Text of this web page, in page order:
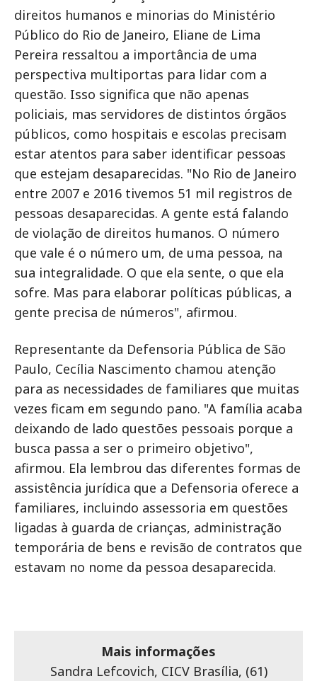
direitos humanos e minorias do Ministério
Público do Rio de Janeiro, Eliane de Lima
Pereira ressaltou a importância de uma
perspectiva multiportas para lidar com a
questão. Isso significa que não apenas
policiais, mas servidores de distintos órgãos
públicos, como hospitais e escolas precisam
estar atentos para saber identificar pessoas
que estejam desaparecidas. "No Rio de Janeiro
entre 2007 e 2016 tivemos 51 mil registros de
pessoas desaparecidas. A gente está falando
de violação de direitos humanos. O número
que vale é o número um, de uma pessoa, na
sua integralidade. O que ela sente, o que ela
sofre. Mas para elaborar políticas públicas, a
gente precisa de números", afirmou.
Representante da Defensoria Pública de São
Paulo, Cecília Nascimento chamou atenção
para as necessidades de familiares que muitas
vezes ficam em segundo pano. "A família acaba
deixando de lado questões pessoais porque a
busca passa a ser o primeiro objetivo",
afirmou. Ela lembrou das diferentes formas de
assistência jurídica que a Defensoria oferece a
familiares, incluindo assessoria em questões
ligadas à guarda de crianças, administração
temporária de bens e revisão de contratos que
estavam no nome da pessoa desaparecida.
Mais informações
Sandra Lefcovich, CICV Brasília, (61)